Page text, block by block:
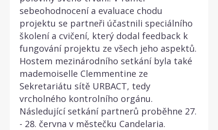
sebeohodnocení a evaluace chodu
projektu se partneři účastnili speciálního
školení a cvičení, který dodal feedback k
fungování projektu ze všech jeho aspektů.
Hostem mezinárodního setkání byla také
mademoiselle Clemmentine ze
Sekretariátu sítě URBACT, tedy
vrcholného kontrolního orgánu.
Následující setkání partnerů proběhne 27.
- 28. června v městečku Candelaria.